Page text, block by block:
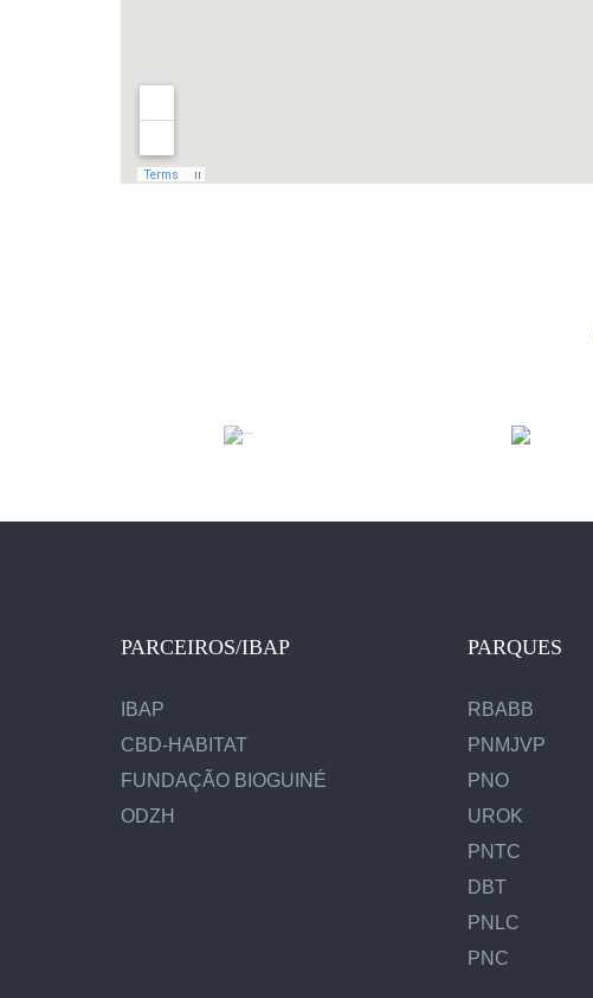
PARCEIROS/IBAP
IBAP
CBD-HABITAT
FUNDAÇÃO BIOGUINÉ
ODZH
PARQUES
RBABB
PNMJVP
PNO
UROK
PNTC
DBT
PNLC
PNC